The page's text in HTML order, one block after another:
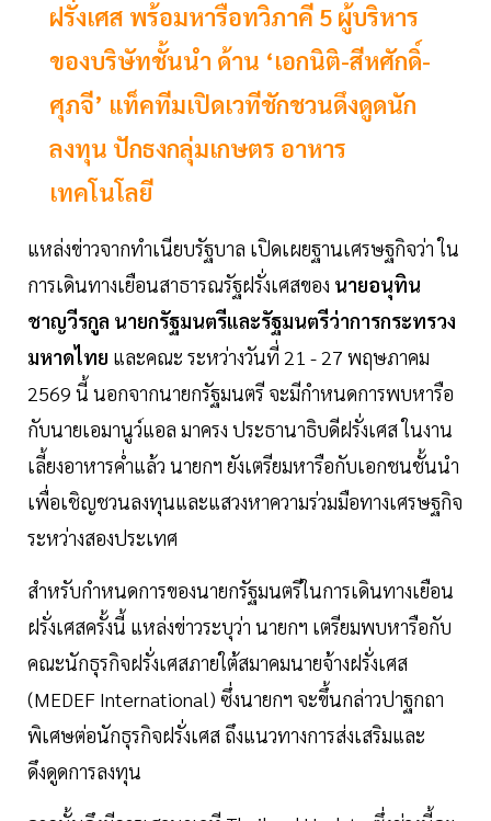
ฝรั่งเศส พร้อมหารือทวิภาคี 5 ผู้บริหาร
ของบริษัทชั้นนำ ด้าน ‘เอกนิติ-สีหศักดิ์-
ศุภจี’ แท็คทีมเปิดเวทีชักชวนดึงดูดนัก
ลงทุน ปักธงกลุ่มเกษตร อาหาร
เทคโนโลยี
แหล่งข่าวจากทำเนียบรัฐบาล เปิดเผยฐานเศรษฐกิจว่า ใน
การเดินทางเยือนสาธารณรัฐฝรั่งเศสของ นายอนุทิน
ชาญวีรกูล นายกรัฐมนตรีและรัฐมนตรีว่าการกระทรวง
มหาดไทย และคณะ ระหว่างวันที่ 21 - 27 พฤษภาคม
2569 นี้ นอกจากนายกรัฐมนตรี จะมีกำหนดการพบหารือ
กับนายเอมานูว์แอล มาครง ประธานาธิบดีฝรั่งเศส ในงาน
เลี้ยงอาหารค่ำแล้ว นายกฯ ยังเตรียมหารือกับเอกชนชั้นนำ
เพื่อเชิญชวนลงทุนและแสวงหาความร่วมมือทางเศรษฐกิจ
ระหว่างสองประเทศ
สำหรับกำหนดการของนายกรัฐมนตรีในการเดินทางเยือน
ฝรั่งเศสครั้งนี้ แหล่งข่าวระบุว่า นายกฯ เตรียมพบหารือกับ
คณะนักธุรกิจฝรั่งเศสภายใต้สมาคมนายจ้างฝรั่งเศส
(MEDEF International) ซึ่งนายกฯ จะขึ้นกล่าวปาฐกถา
พิเศษต่อนักธุรกิจฝรั่งเศส ถึงแนวทางการส่งเสริมและ
ดึงดูดการลงทุน